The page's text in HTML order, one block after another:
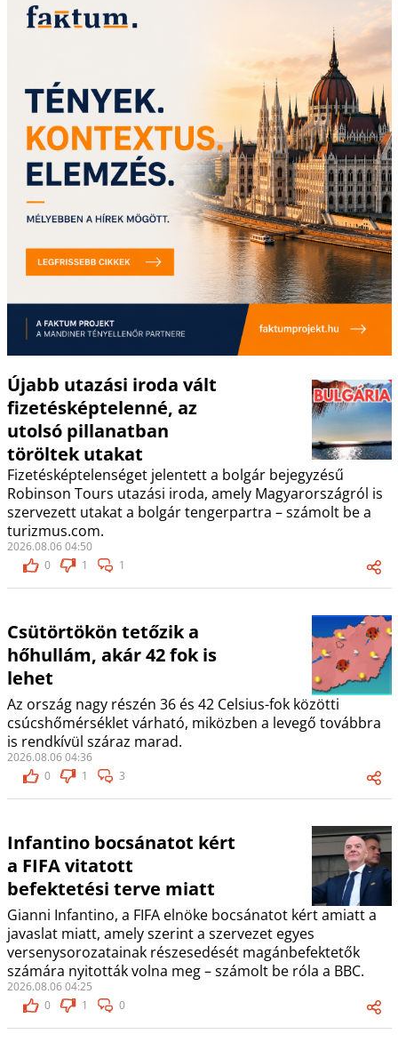
Újabb utazási iroda vált
fizetésképtelenné, az
utolsó pillanatban
töröltek utakat
Fizetésképtelenséget jelentett a bolgár bejegyzésű
Robinson Tours utazási iroda, amely Magyarországról is
szervezett utakat a bolgár tengerpartra – számolt be a
turizmus.com.
2026.08.06 04:50
0
1 1
Csütörtökön tetőzik a
hőhullám, akár 42 fok is
lehet
Az ország nagy részén 36 és 42 Celsius-fok közötti
csúcshőmérséklet várható, miközben a levegő továbbra
is rendkívül száraz marad.
2026.08.06 04:36
0
1 3
Infantino bocsánatot kért
a FIFA vitatott
befektetési terve miatt
Gianni Infantino, a FIFA elnöke bocsánatot kért amiatt a
javaslat miatt, amely szerint a szervezet egyes
versenysorozatainak részesedését magánbefektetők
számára nyitották volna meg – számolt be róla a BBC.
2026.08.06 04:25
0
1 0